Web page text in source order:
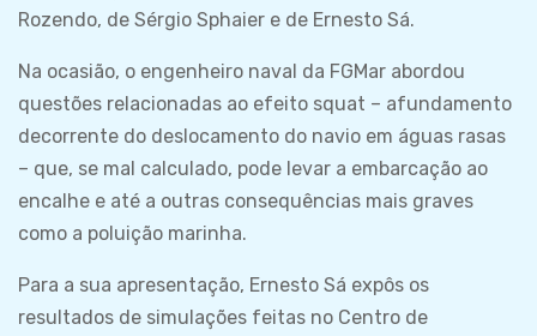
Rozendo, de Sérgio Sphaier e de Ernesto Sá.
Na ocasião, o engenheiro naval da FGMar abordou
questões relacionadas ao efeito squat – afundamento
decorrente do deslocamento do navio em águas rasas
– que, se mal calculado, pode levar a embarcação ao
encalhe e até a outras consequências mais graves
como a poluição marinha.
Para a sua apresentação, Ernesto Sá expôs os
resultados de simulações feitas no Centro de